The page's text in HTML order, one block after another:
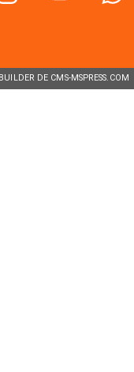
DE CMS-MSPRESS.COM